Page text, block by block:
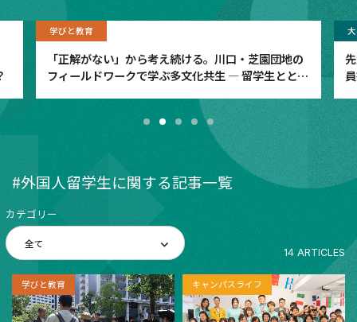
学びと教育
「正解がない」から考え続ける。川口・芝園団地の
フィールドワークで学ぶ多文化共生 ― 留学生ととも
#外国人留学生に関する記事一覧
14 ARTICLES
カテゴリー
学びと教育 キャンパスライフ